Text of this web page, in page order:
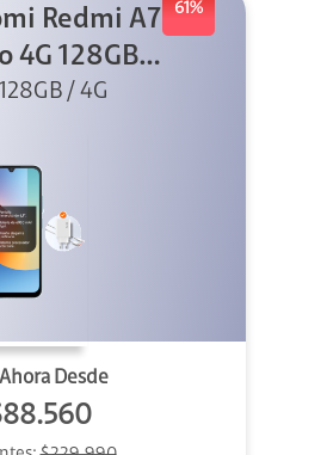
61%
Redmi A7
4G 128GB
+ Cargador
128GB / 4G
Ahora Desde